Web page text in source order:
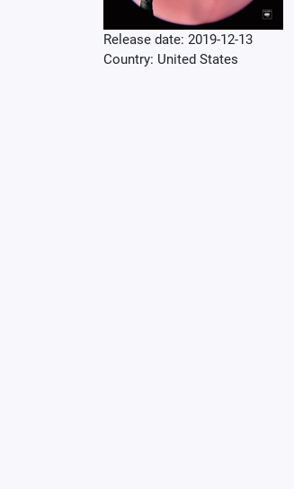
Release date: 2019-12-13
Country: United States